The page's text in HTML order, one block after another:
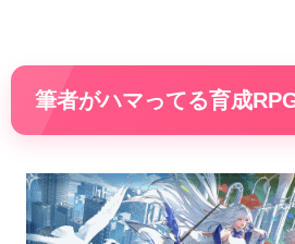
筆者がハマってる育成RPG